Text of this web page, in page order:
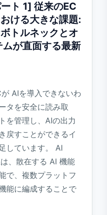
ト 1] 従来のEC
ける大きな課題:
トルネックとオ
が直面する最新
AIを導入できないわ
タを安全に読み取
を管理し、AIの出力
戻すことができるイ
しています。 AI
、散在する AI 機能
で、複数プラットフ
能に編成することで